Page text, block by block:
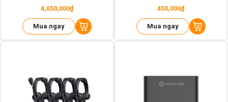
4,650,000₫
Mua ngay
450,000₫
Mua ngay